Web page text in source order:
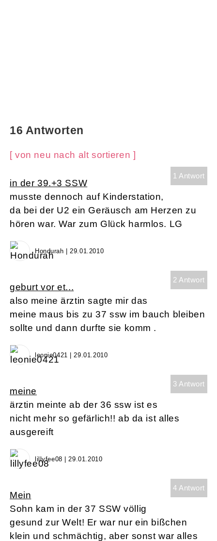
16 Antworten
[ von neu nach alt sortieren ]
1 Antwort
in der 39.+3 SSW
musste dennoch auf Kinderstation,
da bei der U2 ein Geräusch am Herzen zu
hören war. War zum Glück harmlos. LG
Hondurah | 29.01.2010
2 Antwort
geburt vor et...
also meine ärztin sagte mir das
meine maus bis zu 37 ssw im bauch bleiben
sollte und dann durfte sie komm .
leonie0421 | 29.01.2010
3 Antwort
meine
ärztin meinte ab der 36 ssw ist es
nicht mehr so gefärlich!! ab da ist alles
ausgereift
lillyfee08 | 29.01.2010
4 Antwort
Mein
Sohn kam in der 37 SSW völlig
gesund zur Welt! Er war nur ein bißchen
klein und schmächtig, aber sonst war alles